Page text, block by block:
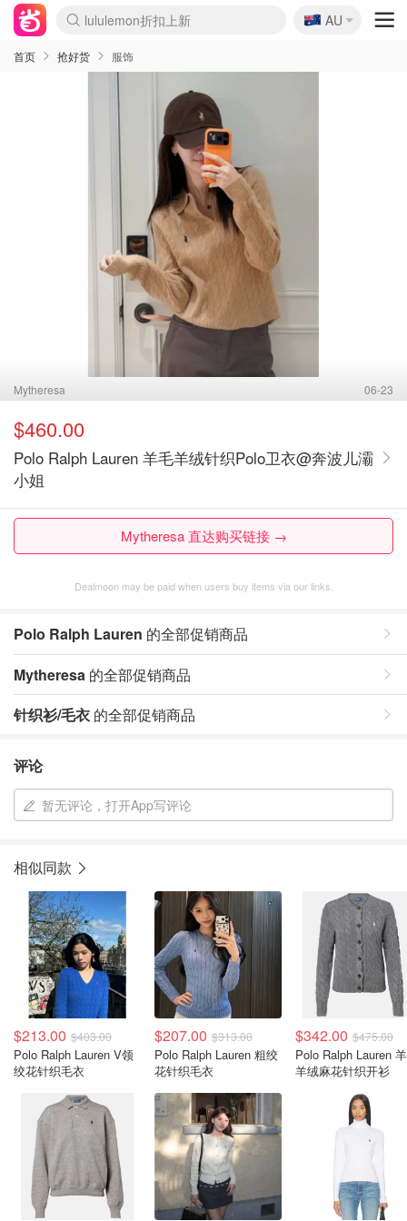
lululemon折扣上新
Sasa美妆护肤3.5折
SSENSE年中3折
FreshBeauty好价汇总
Cettire降价+叠9折
Farfetch折上8折
WWS Coles超市实拍
viagogo二手票捡漏
Myer清仓1折起
The Outnet奢牌1折起
David Jones 3折起
Flannels大牌1折
Perfumes Club护肤1折
AMIRO返校季6.2折
Oweek抽奖送Airpods
Amazon折扣汇总
eToro入金$200送$50
Amazon数码好物
ICONIC本周7.5折
ThedoubleF高奢地板价
Moose Knuckles 6折
丝芙兰5折起
EUFY官网3.7折起
Selenichast首饰2折
Trip机票酒店促销
YSL送5件彩妆礼
Amazon家居好物
BIGBANG巡演开票
David Jones时尚3折
Amazon美妆护肤
雅漾大喷$8
过敏原检测盒$33
伊索独家赠50ml沐浴露
科颜氏清仓3折
SEALIFE海洋馆门票6折
丝塔芙大白罐$16
订阅Newsletter送香薰
Cult Beauty 6.8折
Harrods圣诞日历2.3折
LN-CC奢牌私促3折
d'Alba空姐喷雾$16
EVE LOM套装逆天2折
Bernardelli独家4折
Adore Beauty 6折起
CT圣诞日历
Mytheresa奢品2.7折
Luxury Escapes 9折
Currentbody美容仪9折
MOON Garden Live
ALLSAINTS美衣3折
Roborock扫地机3.7折
Tingo Life水杯$24
Valentino官网5折
CR洗发护发6.3折
修丽可套装7.4折
🇦🇺
AU
首页 抢好货 服饰
Mytheresa 06-23
$460.00
Polo Ralph Lauren 羊毛羊绒针织Polo卫衣@奔波儿灞
小姐
Mytheresa 直达购买链接 →
Dealmoon may be paid when users buy items via our links.
Polo Ralph Lauren 的全部促销商品
Mytheresa 的全部促销商品
针织衫/毛衣 的全部促销商品
评论
暂无评论，打开App写评论
相似同款
$213.00 $403.00
Polo Ralph Lauren V领
绞花针织毛衣
$207.00 $313.00
Polo Ralph Lauren 粗绞
花针织毛衣
$342.00 $475.00
Polo Ralph Lauren
羊绒麻花针织开衫